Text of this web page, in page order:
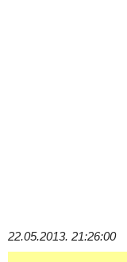
22.05.2013. 21:26:00